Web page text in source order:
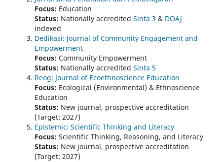
Focus: Education
Status: Nationally accredited Sinta 3 & DOAJ
indexed
Dedikasi: Journal of Community Engagement and
Empowerment
Focus: Community Empowerment
Status: Nationally accredited Sinta 5
Reog: Journal of Ecoethnoscience Education
Focus: Ecological (Environmental) & Ethnoscience
Education
Status: New journal, prospective accreditation
(Target: 2027)
Epistemic: Scientific Thinking and Literacy
Focus: Scientific Thinking, Reasoning, and Literacy
Status: New journal, prospective accreditation
(Target: 2027)